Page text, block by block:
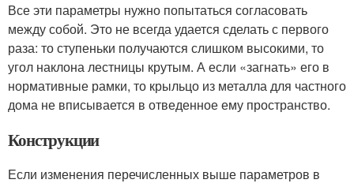
Все эти параметры нужно попытаться согласовать
между собой. Это не всегда удается сделать с первого
раза: то ступеньки получаются слишком высокими, то
угол наклона лестницы крутым. А если «загнать» его в
нормативные рамки, то крыльцо из металла для частного
дома не вписывается в отведенное ему пространство.
Конструкции
Если изменения перечисленных выше параметров в